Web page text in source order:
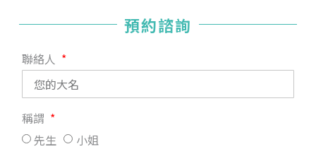
預約諮詢
聯絡人
稱謂
先生
小姐